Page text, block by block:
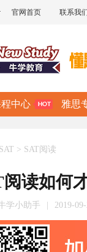
官网首页 联系我
中心 雅思
SAT > SAT阅读
阅读如何
学小助手 2019-